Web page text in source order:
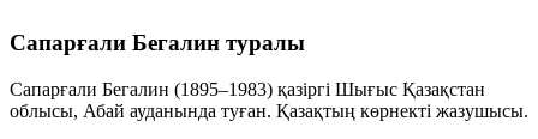
Сапарғали Бегалин туралы
Сапарғали Бегалин (1895–1983) қазіргі Шығыс Қазақстан
облысы, Абай ауданында туған. Қазақтың көрнекті жазушысы.